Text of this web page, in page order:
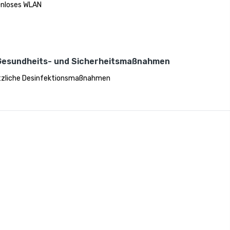
WLAN
und Sicherheitsmaßnahmen
Desinfektionsmaßnahmen